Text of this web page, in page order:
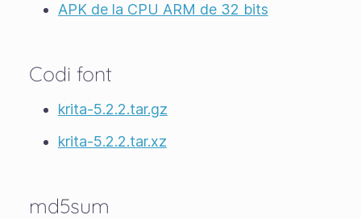
APK de la CPU ARM de 32 bits
Codi font
krita-5.2.2.tar.gz
krita-5.2.2.tar.xz
md5sum